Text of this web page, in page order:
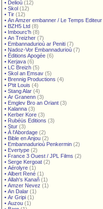
• Delioù (12)
• Skol (12)
• Tir (12)
• An Amzer embanner / Le Temps Editeur
• BZH5 Ltd (8)
• Imbourc'h (8)
• An Treizher (7)
• Embannadurioù ar Peniti (7)
• Nadoz-Vor Embannadurioù (7)
• Éditions Apogée (6)
• Kerjava (6)
• LC Breizh (5)
• Skol an Emsav (5)
• Brennig Productions (4)
• P'tit Louis (4)
• Stang Alar (4)
• Ar Granenn (3)
• Emglev Bro an Oriant (3)
• Kalanna (3)
• Kerber Kore (3)
• Rubéüs Editions (3)
• Stur (3)
• À l'Abordage (2)
• Bible en Anjou (2)
• Embannadurioù Penkermin (2)
• Evertype (2)
• France 3 Ouest / JPL Films (2)
• Serge Kergoat (2)
• Aérolyre (1)
• Albert René (1)
• Allah's Kanañ (1)
• Amzer Nevez (1)
• An Dalar (1)
• Ar Gripi (1)
• Auzou (1)